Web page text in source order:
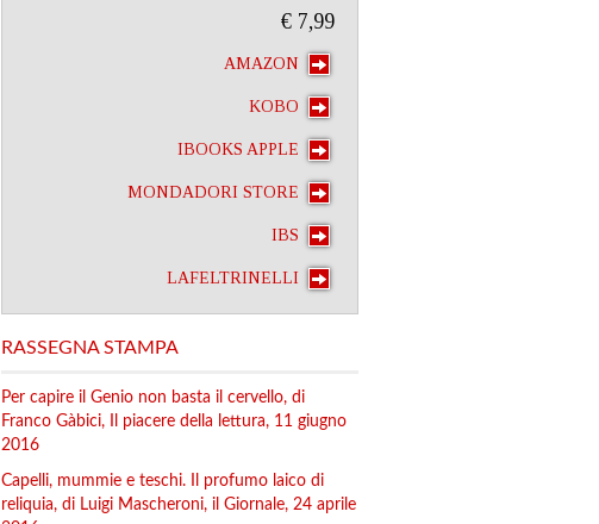
€ 7,99
AMAZON
KOBO
IBOOKS APPLE
MONDADORI STORE
IBS
LAFELTRINELLI
RASSEGNA STAMPA
Per capire il Genio non basta il cervello, di
Franco Gàbici, Il piacere della lettura, 11 giugno
2016
Capelli, mummie e teschi. Il profumo laico di
reliquia, di Luigi Mascheroni, il Giornale, 24 aprile